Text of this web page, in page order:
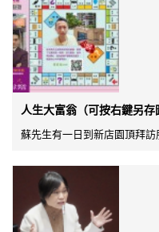
人生大富翁（可按右鍵另存
蘇先生有一日到新店園頂拜